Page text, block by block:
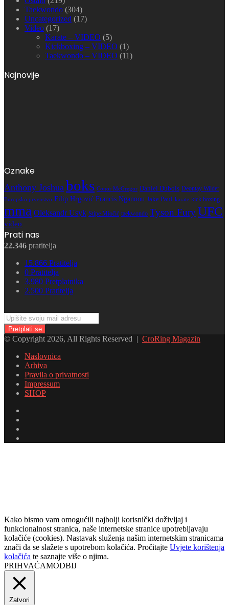
Taekwondo (304)
Uncategorized (17)
Video (17)
Karate – VIDEO (5)
Kickboxing – VIDEO (1)
Taekwondo – VIDEO (11)
Najnovije
Oznake
Anthony Joshua boks Conor McGregor Daniel Dubois Deontay Wilder
Europsko prvenstvo Filip Hrgović Francis Ngannou Jake Paul karate kick boxing
mma Oleksandr Usyk Stipe Miočić taekwondo Tyson FuryUFC
video
Prati nas
22.346 pratitelja
15.866 Pratitelja
0 Pratitelja
3.980 Pretplatnika
2.500 Pratitelja
Upišite
svoju
mail
adresu
© Copyright 2026, All Rights Reserved | CroRing Magazin
Naslovnica
Arhiva
Pravila o privatnosti
Impressum
SHOP
Kako bismo vam omogućili najbolji korisnički doživljaj i
funkcionalnost stranica, naše internetske stranice upotrebljavaju
kolačiće (cookies). Nastavak služenja našim internetskim stranicama
znači da se slažete s upotrebom kolačića. Pročitajte Uvjete korištenja
kolačića te saznajte više o njima.
PRIHVAĆAMODBIJ
Zatvori